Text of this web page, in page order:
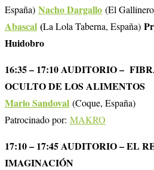
España) Nacho Dargallo (El
Abascal (La Lola Taberna, España)
Huidobro
16:35 – 17:10 AUDITORIO –
OCULTO DE LOS ALIMENTOS
Mario Sandoval (Coque, España)
Patrocinado por: MAKRO
17:10 – 17:45 AUDITORIO – EL
IMAGINACIÓN